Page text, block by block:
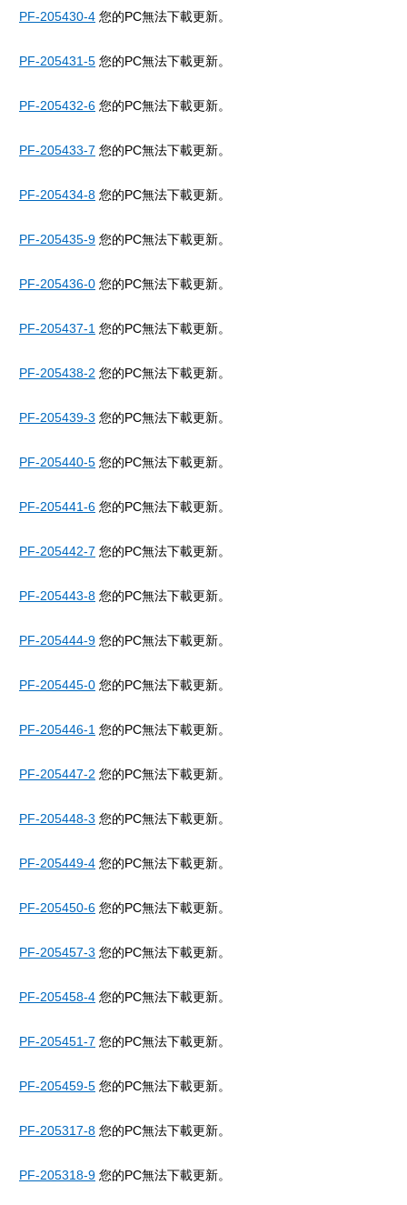
PF-205430-4 您的PC無法下載更新。
PF-205431-5 您的PC無法下載更新。
PF-205432-6 您的PC無法下載更新。
PF-205433-7 您的PC無法下載更新。
PF-205434-8 您的PC無法下載更新。
PF-205435-9 您的PC無法下載更新。
PF-205436-0 您的PC無法下載更新。
PF-205437-1 您的PC無法下載更新。
PF-205438-2 您的PC無法下載更新。
PF-205439-3 您的PC無法下載更新。
PF-205440-5 您的PC無法下載更新。
PF-205441-6 您的PC無法下載更新。
PF-205442-7 您的PC無法下載更新。
PF-205443-8 您的PC無法下載更新。
PF-205444-9 您的PC無法下載更新。
PF-205445-0 您的PC無法下載更新。
PF-205446-1 您的PC無法下載更新。
PF-205447-2 您的PC無法下載更新。
PF-205448-3 您的PC無法下載更新。
PF-205449-4 您的PC無法下載更新。
PF-205450-6 您的PC無法下載更新。
PF-205457-3 您的PC無法下載更新。
PF-205458-4 您的PC無法下載更新。
PF-205451-7 您的PC無法下載更新。
PF-205459-5 您的PC無法下載更新。
PF-205317-8 您的PC無法下載更新。
PF-205318-9 您的PC無法下載更新。